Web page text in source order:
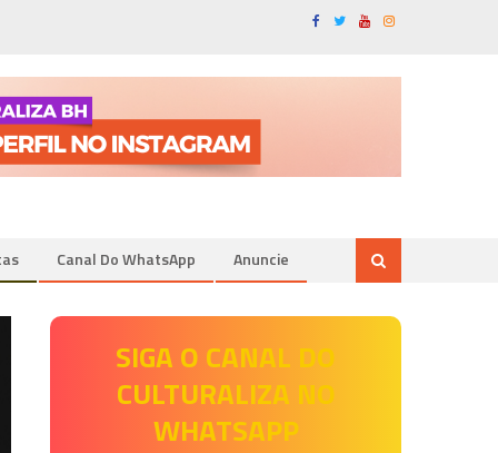
Canal Do WhatsApp Anuncie
SIGA O CANAL DO
CULTURALIZA NO
WHATSAPP